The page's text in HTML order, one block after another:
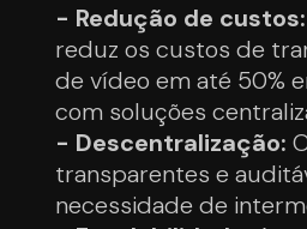
- Redução de custos:
reduz os custos de
de vídeo em até 50%
com soluções
- Descentralização:
transparentes e
necessidade de